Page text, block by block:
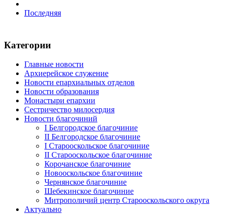
Последняя
Категории
Главные новости
Архиерейское служение
Новости епархиальных отделов
Новости образования
Монастыри епархии
Сестричество милосердия
Новости благочиний
I Белгородское благочиние
II Белгородское благочиние
I Старооскольское благочиние
II Старооскольское благочиние
Корочанское благочиние
Новооскольское благочиние
Чернянское благочиние
Шебекинское благочиние
Митрополичий центр Старооскольского округа
Актуально